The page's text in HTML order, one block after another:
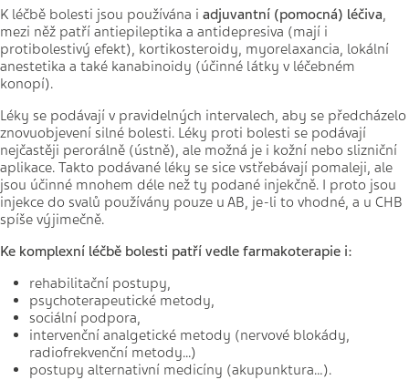
K léčbě bolesti jsou používána i adjuvantní (pomocná) léčiva,
mezi něž patří antiepileptika a antidepresiva (mají i
protibolestivý efekt), kortikosteroidy, myorelaxancia, lokální
anestetika a také kanabinoidy (účinné látky v léčebném
konopí).
Léky se podávají v pravidelných intervalech, aby se předcházelo
znovuobjevení silné bolesti. Léky proti bolesti se podávají
nejčastěji perorálně (ústně), ale možná je i kožní nebo slizniční
aplikace. Takto podávané léky se sice vstřebávají pomaleji, ale
jsou účinné mnohem déle než ty podané injekčně. I proto jsou
injekce do svalů používány pouze u AB, je-li to vhodné, a u CHB
spíše výjimečně.
Ke komplexní léčbě bolesti patří vedle farmakoterapie i:
rehabilitační postupy,
psychoterapeutické metody,
sociální podpora,
intervenční analgetické metody (nervové blokády,
radiofrekvenční metody...)
postupy alternativní medicíny (akupunktura…).